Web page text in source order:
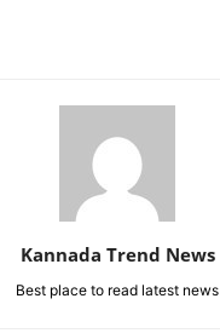
Kannada Trend News
Best place to read latest news